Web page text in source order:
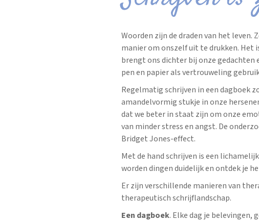
Woorden zijn de draden van het leven.
manier om onszelf uit te drukken. Het
brengt ons dichter bij onze gedachten
pen en papier als vertrouweling
Regelmatig schrijven in een dagboek
amandelvormig stukje in onze
dat we beter in staat zijn om onze
van minder stress en angst. De
Bridget Jones-effect.
Met de hand schrijven is een
worden dingen duidelijk en ontdek je
Er zijn verschillende manieren van
therapeutisch schrijflandschap.
Een dagboek. Elke dag je belevingen,